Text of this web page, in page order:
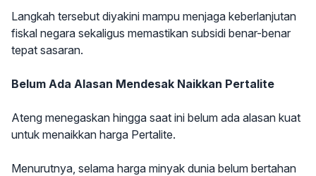
Langkah tersebut diyakini mampu menjaga keberlanjutan
fiskal negara sekaligus memastikan subsidi benar-benar
tepat sasaran.
Belum Ada Alasan Mendesak Naikkan Pertalite
Ateng menegaskan hingga saat ini belum ada alasan kuat
untuk menaikkan harga Pertalite.
Menurutnya, selama harga minyak dunia belum bertahan